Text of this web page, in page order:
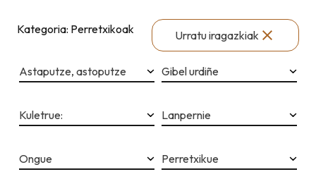
Kategoria: Perretxikoak Urratu iragazkiak
Astaputze, astoputze Gibel urdiñe
Kuletrue: Lanpernie
Ongue Perretxikue